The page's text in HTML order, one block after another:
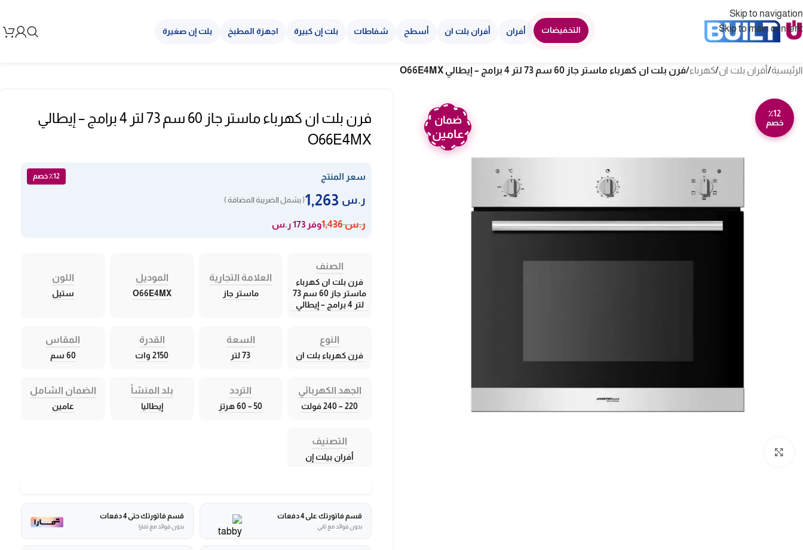
Skip to navigation
Skip to main content
التخفيضات أفران أفران بلت ان أسطح شفاطات بلت إن كبيرة اجهزة المطبخ بلت إن صغيرة
الرئيسية/أفران بلت ان/كهرباء/فرن بلت ان كهرباء ماستر جاز 60 سم 73 لتر 4 برامج – إيطالي O66E4MX
٪12
خصم
ضمان
عامين
فرن بلت ان كهرباء ماستر جاز 60 سم 73 لتر 4 برامج – إيطالي
O66E4MX
سعر المنتج ٪12 خصم
ر.س ( يشمل الضريبة المضافة )
ر.س1,436 وفر 173 ر.س
الصنف
فرن بلت ان كهرباء
ماستر جاز 60 سم 73
لتر 4 برامج – إيطالي
العلامة التجارية
ماستر جاز
الموديل
O66E4MX
اللون
ستيل
النوع
فرن كهرباء بلت ان
السعة
73 لتر
القدرة
2150 وات
المقاس
60 سم
الجهد الكهربائي
220 – 240 فولت
التردد
50 – 60 هرتز
بلد المنشأ
إيطاليا
الضمان الشامل
عامين
التصنيف
أفران بيلت إن
قسم فاتورتك على 4 دفعات
بدون فوائد مع تابي
قسم فاتورتك حتى 4 دفعات
بدون فوائد مع تمارا